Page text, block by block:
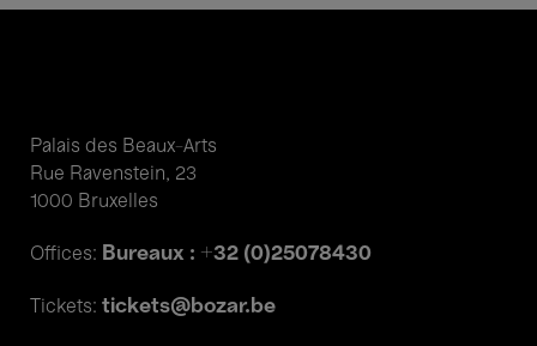
Palais des Beaux-Arts
Rue Ravenstein, 23
1000 Bruxelles
Offices: Bureaux : +32 (0)25078430
Tickets: tickets@bozar.be